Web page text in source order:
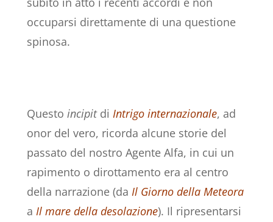
occuparsi direttamente di una questione
spinosa.
Questo incipitdi Intrigo internazionale, ad
onor del vero, ricorda alcune storie del
passato del nostro Agente Alfa, in cui un
rapimento o dirottamento era al centro
della narrazione (da Il Giorno della Meteora
a Il mare della desolazione). Il ripresentarsi